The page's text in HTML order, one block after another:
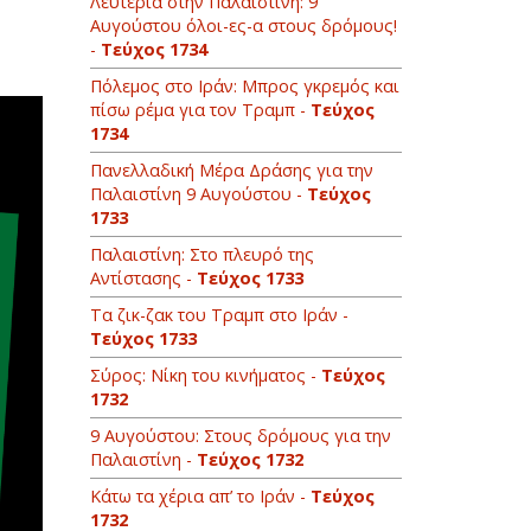
Αυγούστου όλοι-ες-α στους δρόμους!
- Τεύχος 1734
Πόλεμος στο Ιράν: Μπρος γκρεμός και
πίσω ρέμα για τον Τραμπ - Τεύχος
1734
Πανελλαδική Μέρα Δράσης για την
Παλαιστίνη 9 Αυγούστου - Τεύχος
1733
Παλαιστίνη: Στο πλευρό της
Αντίστασης - Τεύχος 1733
Τα ζικ-ζακ του Τραμπ στο Ιράν -
Τεύχος 1733
Σύρος: Νίκη του κινήματος - Τεύχος
1732
9 Αυγούστου: Στους δρόμους για την
Παλαιστίνη - Τεύχος 1732
Κάτω τα χέρια απ’ το Ιράν - Τεύχος
1732